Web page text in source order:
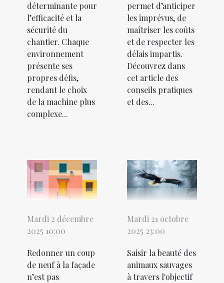
déterminante pour
l’efficacité et la
sécurité du
chantier. Chaque
environnement
présente ses
propres défis,
rendant le choix
de la machine plus
complexe...
permet d’anticiper
les imprévus, de
maîtriser les coûts
et de respecter les
délais impartis.
Découvrez dans
cet article des
conseils pratiques
et des...
Mardi 2 décembre
2025 10:00
Redonner un coup
de neuf à la façade
n’est pas
Mardi 21 octobre
2025 23:00
Saisir la beauté des
animaux sauvages
à travers l'objectif